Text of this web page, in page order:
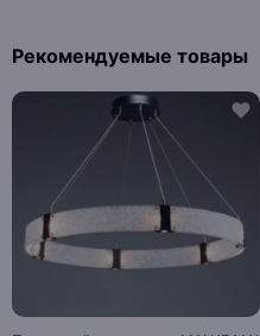
Рекомендуемые товары